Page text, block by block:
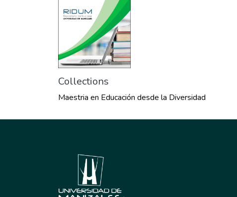
Collections
Maestria en Educación desde la Diversidad